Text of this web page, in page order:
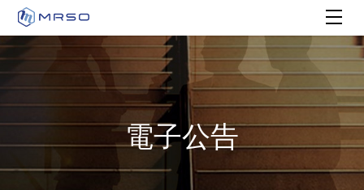
電子公告